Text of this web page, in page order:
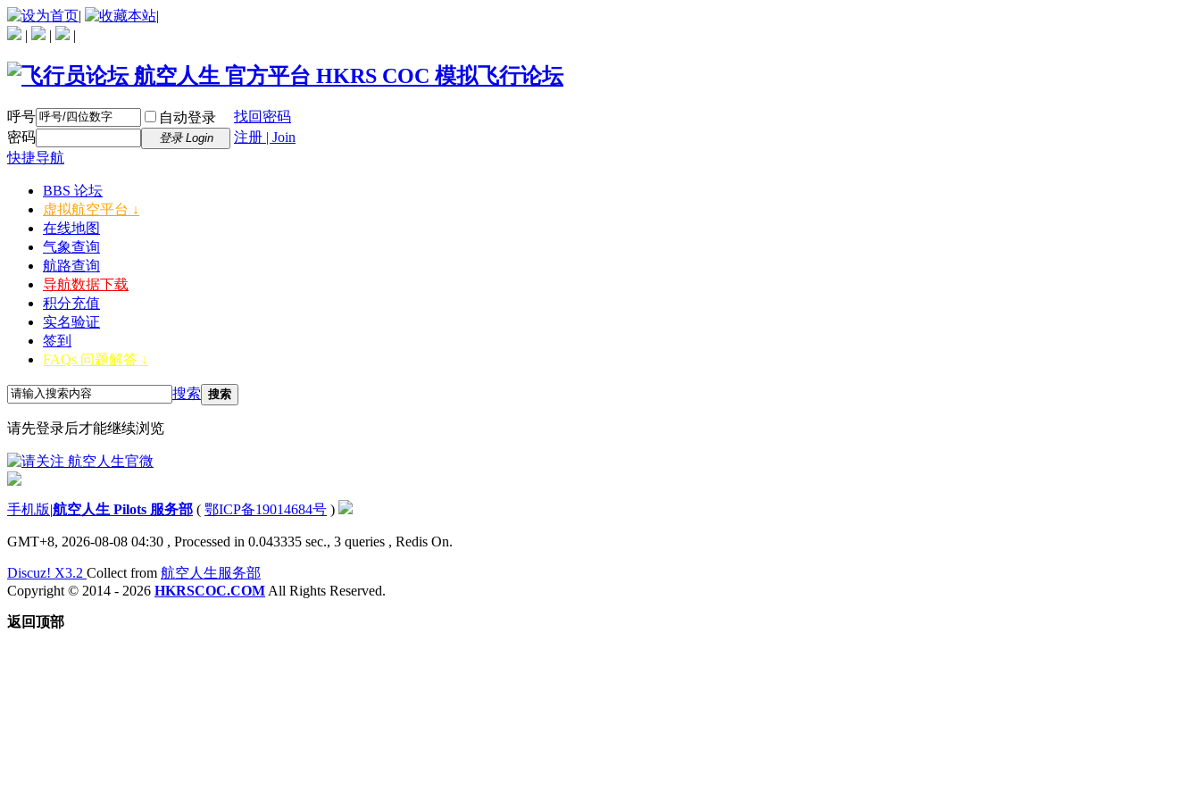
|
|
|
| |
呼号 自动登录
找回密码
密码
登录 Login
注册 | Join
快捷导航
BBS 论坛
虚拟航空平台 ↓
在线地图
气象查询
航路查询
导航数据下载
积分充值
实名验证
签到
FAQs 问题解答 ↓
搜索 搜索
请先登录后才能继续浏览
手机版|航空人生 Pilots 服务部 ( 鄂ICP备19014684号 )
GMT+8, 2026-08-08 04:30 , Processed in 0.043335 sec., 3 queries , Redis On.
Discuz! X3.2 Collect from 航空人生服务部
Copyright © 2014 - 2026 HKRSCOC.COM All Rights Reserved.
返回顶部